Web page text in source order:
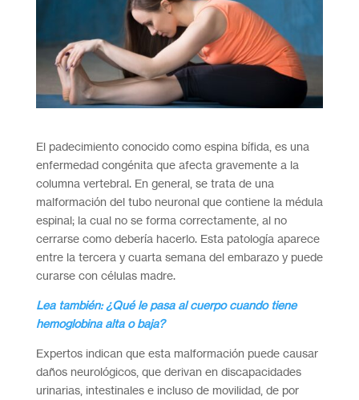
El padecimiento conocido como espina bífida, es una
enfermedad congénita que afecta gravemente a la
columna vertebral. En general, se trata de una
malformación del tubo neuronal que contiene la médula
espinal; la cual no se forma correctamente, al no
cerrarse como debería hacerlo. Esta patología aparece
entre la tercera y cuarta semana del embarazo y puede
curarse con células madre.
Lea también: ¿Qué le pasa al cuerpo cuando tiene
hemoglobina alta o baja?
Expertos indican que esta malformación puede causar
daños neurológicos, que derivan en discapacidades
urinarias, intestinales e incluso de movilidad, de por